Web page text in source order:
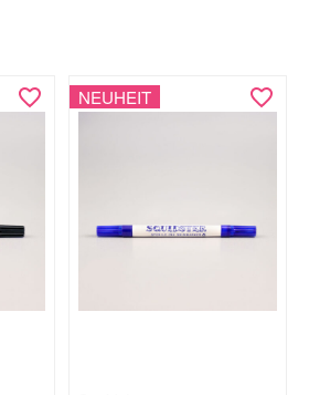
NEUHEIT